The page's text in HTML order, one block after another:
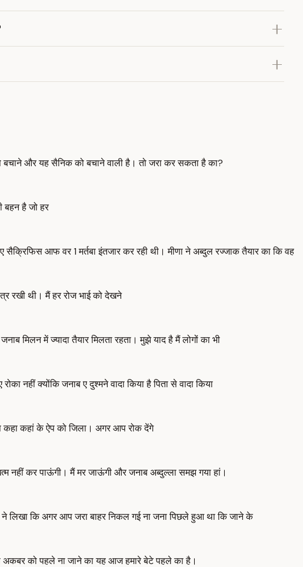
और यह सैनिक को बचाने वाली है। तो जरा कर सकता है का?
बहन है जो हर
आफ वर 1 मर्तबा इंतजार कर रही थी। मीणा ने अब्दुल रज्जाक तैयार का कि वह
रखी थी। मैं हर रोज भाई को देखने
मिलन में ज्यादा तैयार मिलता रहता। मुझे याद है मैं लोगों का भी
नहीं क्योंकि जनाब ए दुश्मने वादा किया है पिता से वादा किया
कहा कहां के ऐप को जिला। अगर आप रोक देंगे
कर पाऊंगी। मैं मर जाऊंगी और जनाब अब्दुल्ला समझ गया हां।
कि अगर आप जरा बाहर निकल गई ना जना पिछले हुआ था कि जाने के
अकबर को पहले ना जाने का यह आज हमारे बेटे पहले का है।